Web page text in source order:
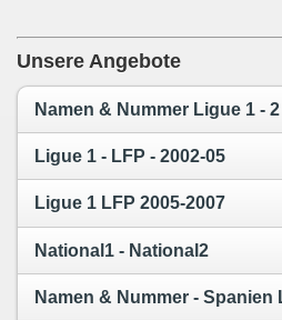
Unsere Angebote
Namen & Nummer Ligue 1 - 2
Ligue 1 - LFP - 2002-05
Ligue 1 LFP 2005-2007
National1 - National2
Namen & Nummer - Spanien